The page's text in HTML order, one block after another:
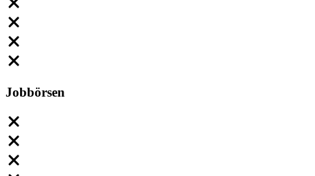
Jobbörsen